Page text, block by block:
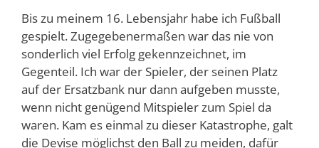
Bis zu meinem 16. Lebensjahr habe ich Fußball
gespielt. Zugegebenermaßen war das nie von
sonderlich viel Erfolg gekennzeichnet, im
Gegenteil. Ich war der Spieler, der seinen Platz
auf der Ersatzbank nur dann aufgeben musste,
wenn nicht genügend Mitspieler zum Spiel da
waren. Kam es einmal zu dieser Katastrophe, galt
die Devise möglichst den Ball zu meiden, dafür